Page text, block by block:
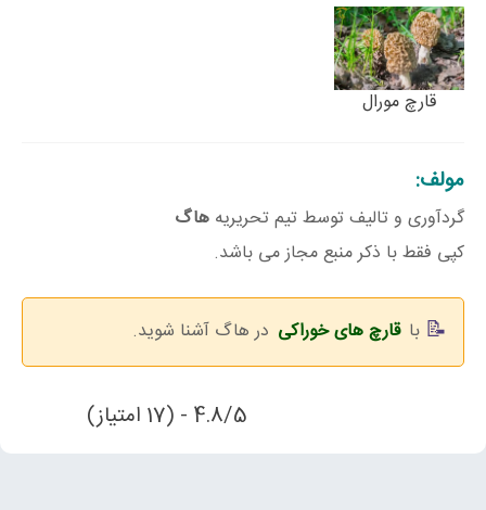
قارچ مورال
مولف:
گردآوری و تالیف توسط تیم تحریریه هاگ
کپی فقط با ذکر منبع مجاز می باشد.
با قارچ های خوراکی در هاگ آشنا شوید.
4.8/5 - (17 امتیاز)